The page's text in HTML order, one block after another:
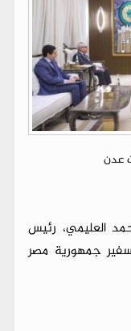
العليمي، رئيس
سفير جمهورية مصر